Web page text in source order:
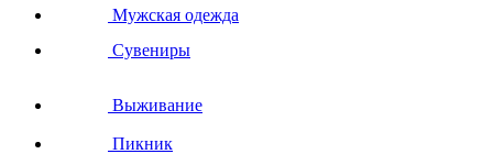
Мужская одежда
Сувениры
Выживание
Пикник